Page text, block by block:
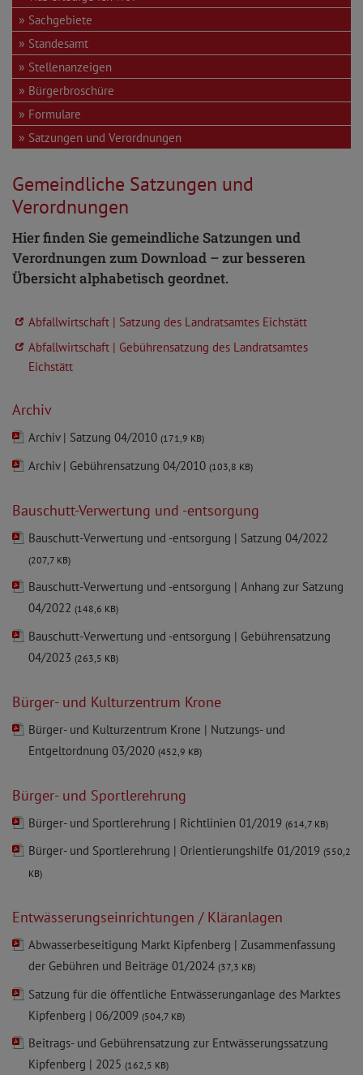
Sachgebiete
Standesamt
Stellenanzeigen
Bürgerbroschüre
Formulare
Satzungen und Verordnungen
Gemeindliche Satzungen und
Verordnungen
Hier finden Sie gemeindliche Satzungen und
Verordnungen zum Download – zur besseren
Übersicht alphabetisch geordnet.
Abfallwirtschaft | Satzung des Landratsamtes Eichstätt
Abfallwirtschaft | Gebührensatzung des Landratsamtes
Eichstätt
Archiv
Archiv | Satzung 04/2010 (171,9 KB)
Archiv | Gebührensatzung 04/2010 (103,8 KB)
Bauschutt-Verwertung und -entsorgung
Bauschutt-Verwertung und -entsorgung | Satzung 04/2022
(207,7 KB)
Bauschutt-Verwertung und -entsorgung | Anhang zur Satzung
04/2022 (148,6 KB)
Bauschutt-Verwertung und -entsorgung | Gebührensatzung
04/2023 (263,5 KB)
Bürger- und Kulturzentrum Krone
Bürger- und Kulturzentrum Krone | Nutzungs- und
Entgeltordnung 03/2020 (452,9 KB)
Bürger- und Sportlerehrung
Bürger- und Sportlerehrung | Richtlinien 01/2019 (614,7 KB)
Bürger- und Sportlerehrung | Orientierungshilfe 01/2019 (550,2
KB)
Entwässerungseinrichtungen / Kläranlagen
Abwasserbeseitigung Markt Kipfenberg | Zusammenfassung
der Gebühren und Beiträge 01/2024 (37,3 KB)
Satzung für die öffentliche Entwässerunganlage des Marktes
Kipfenberg | 06/2009 (504,7 KB)
Beitrags- und Gebührensatzung zur Entwässerungssatzung
Kipfenberg | 2025 (162,5 KB)